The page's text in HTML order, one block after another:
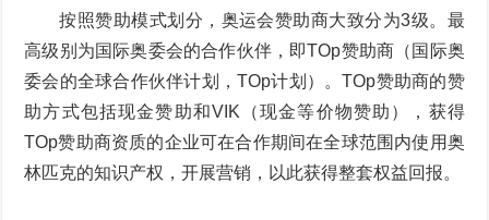
按照赞助模式划分，奥运会赞助商大致分为3级。最
高级别为国际奥委会的合作伙伴，即TOp赞助商（国际奥
委会的全球合作伙伴计划，TOp计划）。TOp赞助商的赞
助方式包括现金赞助和VIK（现金等价物赞助），获得
TOp赞助商资质的企业可在合作期间在全球范围内使用奥
林匹克的知识产权，开展营销，以此获得整套权益回报。